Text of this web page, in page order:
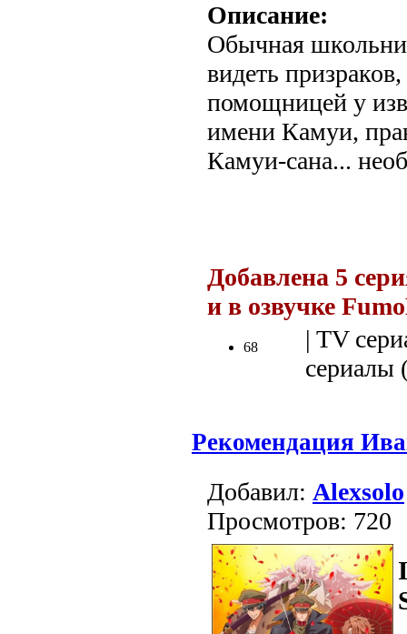
Описание:
Обычная
видеть
помощницей у
имени Камуи,
Камуи-сана...
Добавлена 5
и в озвучке
68
| TV
сериалы
Рекомендация
Добавил: Alexsolo
Просмотров: 720